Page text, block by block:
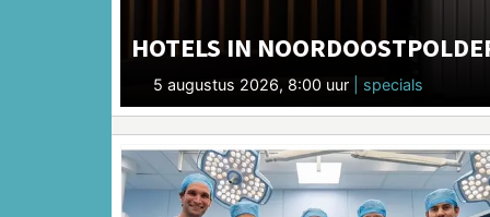
HOTELS IN
5 augustus 2026, 8:00 uur | specials